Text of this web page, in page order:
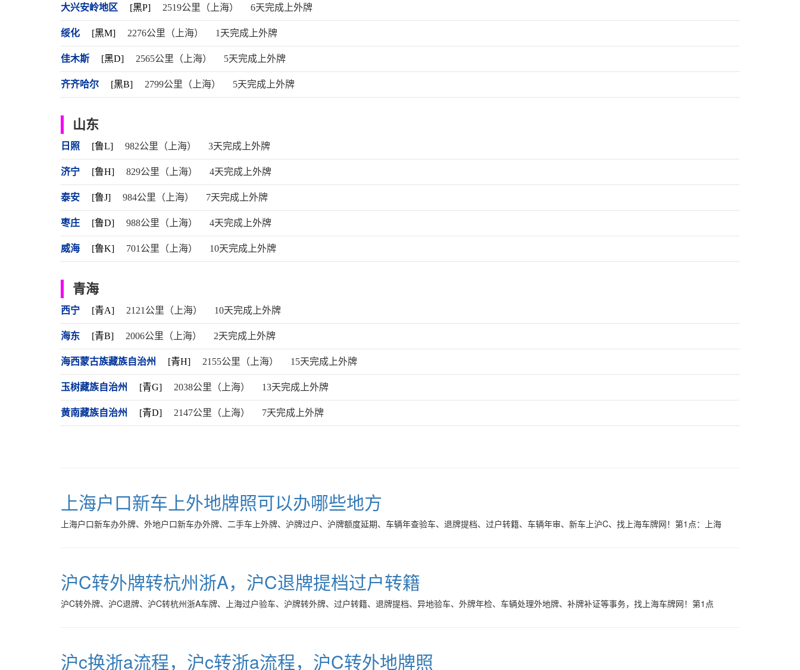
大兴安岭地区 [黑P] 2519公里（上海） 6天完成上外牌
绥化 [黑M] 2276公里（上海） 1天完成上外牌
佳木斯 [黑D] 2565公里（上海） 5天完成上外牌
齐齐哈尔 [黑B] 2799公里（上海） 5天完成上外牌
山东
日照 [鲁L] 982公里（上海） 3天完成上外牌
济宁 [鲁H] 829公里（上海） 4天完成上外牌
泰安 [鲁J] 984公里（上海） 7天完成上外牌
枣庄 [鲁D] 988公里（上海） 4天完成上外牌
威海 [鲁K] 701公里（上海） 10天完成上外牌
青海
西宁 [青A] 2121公里（上海） 10天完成上外牌
海东 [青B] 2006公里（上海） 2天完成上外牌
海西蒙古族藏族自治州 [青H] 2155公里（上海） 15天完成上外牌
玉树藏族自治州 [青G] 2038公里（上海） 13天完成上外牌
黄南藏族自治州 [青D] 2147公里（上海） 7天完成上外牌
上海户口新车上外地牌照可以办哪些地方
上海户口新车办外牌、外地户口新车办外牌、二手车上外牌、沪牌过户、沪牌额度延期、车辆年查验车、退牌提档、过户转籍、车辆年审、新车上沪C、找上海车牌网！第1点：上海
沪C转外牌转杭州浙A，沪C退牌提档过户转籍
沪C转外牌、沪C退牌、沪C转杭州浙A车牌、上海过户验车、沪牌转外牌、过户转籍、退牌提档、异地验车、外牌年检、车辆处理外地牌、补牌补证等事务，找上海车牌网！第1点
沪c换浙a流程，沪c转浙a流程，沪C转外地牌照